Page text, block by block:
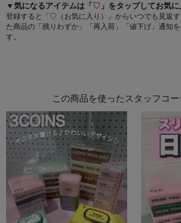
▼気になるアイテムは「♡ 」をタップしてお気に
登録すると「♡（お気に入り）」からいつでも見返
た商品の「残りわずか」「再入荷」「値下げ」通知
す。
この商品を使ったスタッフコー